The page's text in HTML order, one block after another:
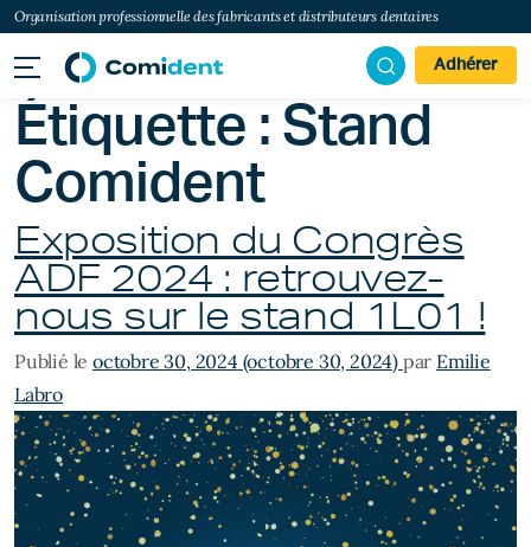
Organisation professionnelle des fabricants et distributeurs dentaires
Adhérer
Étiquette : Stand
Comident
Exposition du Congrès
ADF 2024 : retrouvez-
nous sur le stand 1L01 !
Publié le octobre 30, 2024(octobre 30, 2024) par Emilie
Labro